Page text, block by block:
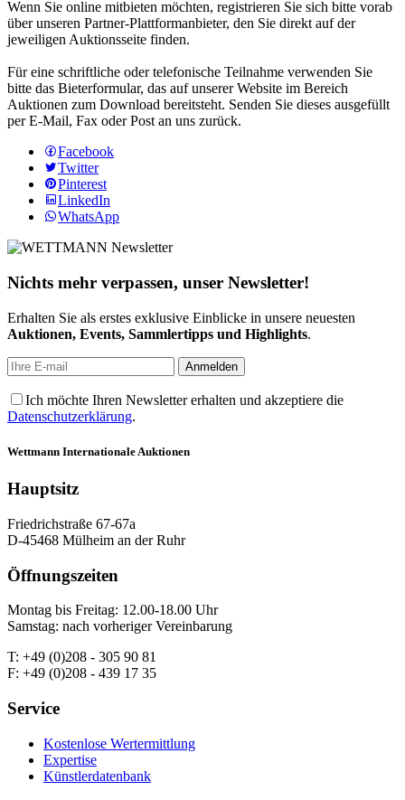
Wenn Sie online mitbieten möchten, registrieren Sie sich bitte vorab
über unseren Partner-Plattformanbieter, den Sie direkt auf der
jeweiligen Auktionsseite finden.
Für eine schriftliche oder telefonische Teilnahme verwenden Sie
bitte das Bieterformular, das auf unserer Website im Bereich
Auktionen zum Download bereitsteht. Senden Sie dieses ausgefüllt
per E-Mail, Fax oder Post an uns zurück.
Facebook
Twitter
Pinterest
LinkedIn
WhatsApp
Nichts mehr verpassen, unser Newsletter!
Erhalten Sie als erstes exklusive Einblicke in unsere neuesten
Auktionen, Events, Sammlertipps und Highlights.
Ich möchte Ihren Newsletter erhalten und akzeptiere die
Datenschutzerklärung.
Wettmann Internationale Auktionen
Hauptsitz
Friedrichstraße 67-67a
D-45468 Mülheim an der Ruhr
Öffnungszeiten
Montag bis Freitag: 12.00-18.00 Uhr
Samstag: nach vorheriger Vereinbarung
T: +49 (0)208 - 305 90 81
F: +49 (0)208 - 439 17 35
Service
Kostenlose Wertermittlung
Expertise
Künstlerdatenbank